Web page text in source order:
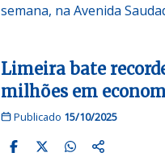
semana, na Avenida
Limeira bate
milhões em
Publicado 15/10/2025